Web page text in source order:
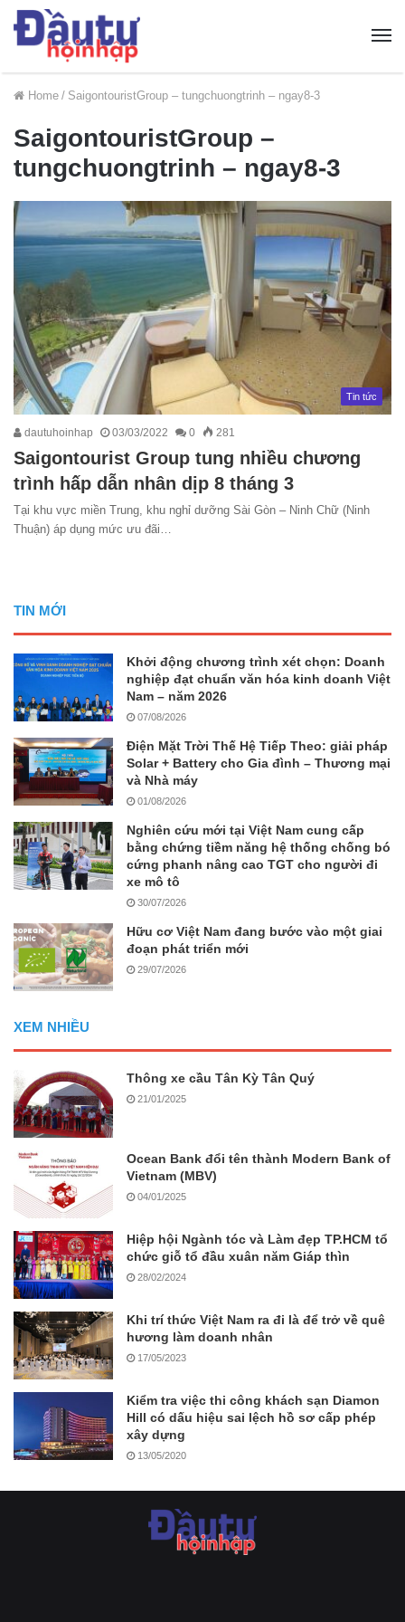
Home / SaigontouristGroup – tungchuongtrinh – ngay8-3
SaigontouristGroup –
tungchuongtrinh – ngay8-3
Tin tức
dautuhoinhap 03/03/2022 0 281
Saigontourist Group tung nhiều chương
trình hấp dẫn nhân dịp 8 tháng 3
Tại khu vực miền Trung, khu nghỉ dưỡng Sài Gòn – Ninh Chữ (Ninh
Thuận) áp dụng mức ưu đãi…
TIN MỚI
Khởi động chương trình xét chọn: Doanh
nghiệp đạt chuẩn văn hóa kinh doanh Việt
Nam – năm 2026
07/08/2026
Điện Mặt Trời Thế Hệ Tiếp Theo: giải pháp
Solar + Battery cho Gia đình – Thương mại
và Nhà máy
01/08/2026
Nghiên cứu mới tại Việt Nam cung cấp
bằng chứng tiềm năng hệ thống chống bó
cứng phanh nâng cao TGT cho người đi
xe mô tô
30/07/2026
Hữu cơ Việt Nam đang bước vào một giai
đoạn phát triển mới
29/07/2026
XEM NHIỀU
Thông xe cầu Tân Kỳ Tân Quý
21/01/2025
Ocean Bank đổi tên thành Modern Bank of
Vietnam (MBV)
04/01/2025
Hiệp hội Ngành tóc và Làm đẹp TP.HCM tổ
chức giỗ tổ đầu xuân năm Giáp thìn
28/02/2024
Khi trí thức Việt Nam ra đi là để trở về quê
hương làm doanh nhân
17/05/2023
Kiểm tra việc thi công khách sạn Diamon
Hill có dấu hiệu sai lệch hồ sơ cấp phép
xây dựng
13/05/2020